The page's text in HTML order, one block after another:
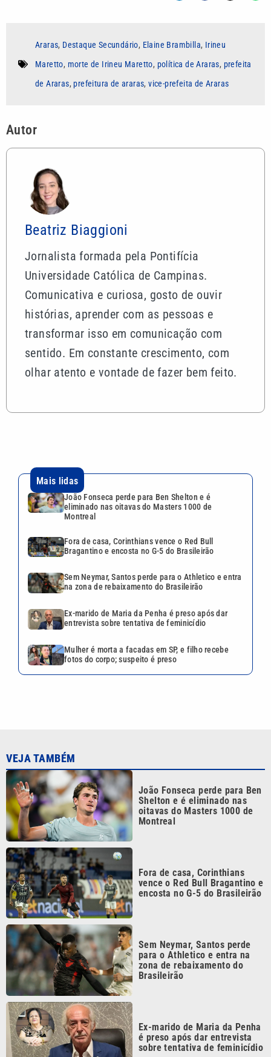
Araras, Destaque Secundário, Elaine Brambilla, Irineu
Maretto, morte de Irineu Maretto, política de Araras, prefeita
de Araras, prefeitura de araras,vice-prefeita de Araras
Autor
Beatriz Biaggioni
Jornalista formada pela Pontifícia
Universidade Católica de Campinas.
Comunicativa e curiosa, gosto de ouvir
histórias, aprender com as pessoas e
transformar isso em comunicação com
sentido. Em constante crescimento, com
olhar atento e vontade de fazer bem feito.
Mais lidas
João Fonseca perde para Ben Shelton e é
eliminado nas oitavas do Masters 1000 de
Montreal
Fora de casa, Corinthians vence o Red Bull
Bragantino e encosta no G-5 do Brasileirão
Sem Neymar, Santos perde para o Athletico e entra
na zona de rebaixamento do Brasileirão
Ex-marido de Maria da Penha é preso após dar
entrevista sobre tentativa de feminicídio
Mulher é morta a facadas em SP, e filho recebe
fotos do corpo; suspeito é preso
Shelton e é eliminado nas
Montreal
Brasileirão